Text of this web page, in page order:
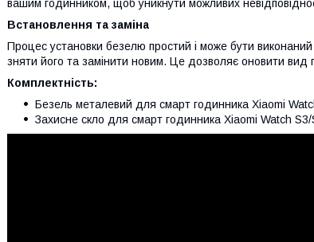
вашим годинником, щоб уникнути можливих
Встановлення та заміна
Процес установки безелю простий і може бути
зняти його та замінити новим. Це дозволяє оновити вид
Комплектність:
Безель металевий для смарт годинника Xiaomi
Захисне скло для смарт годинника Xiaomi Watch S3/